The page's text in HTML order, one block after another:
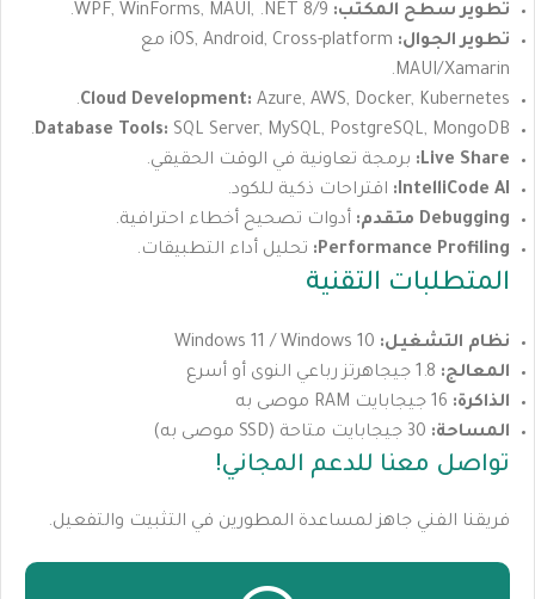
تطوير سطح المكتب:
تطوير الجوال:
iOS, Android, Cross-platform مع
MAUI/Xamarin.
Cloud Development: Azure, AWS, Docker, Kubernetes.
Database Tools: SQL Server, MySQL, PostgreSQL, MongoDB.
Live Share:
برمجة تعاونية في الوقت الحقيقي.
IntelliCode AI:
اقتراحات ذكية للكود.
Debugging متقدم:
أدوات تصحيح أخطاء احترافية.
Performance Profiling:
تحليل أداء التطبيقات.
المتطلبات التقنية
نظام التشغيل:
المعالج:
الذاكرة:
المساحة:
تواصل معنا للدعم المجاني!
فريقنا الفني جاهز لمساعدة المطورين في التثبيت والتفعيل.